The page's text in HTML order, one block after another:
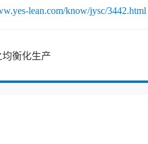
lean.com/know/jysc/3442.html
衡化生产